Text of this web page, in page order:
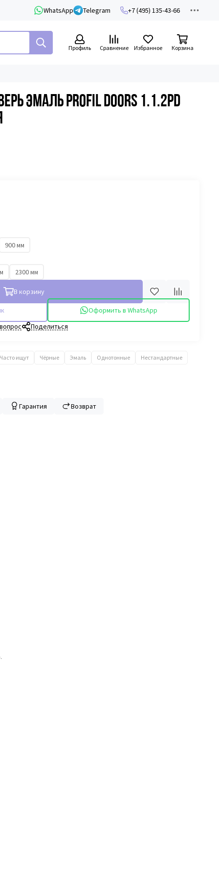
WhatsApp Telegram +7 (495) 135-43-66
Профиль Сравнение Избранное Корзина
эмаль Profil Doors 1.1.2PD
900 мм
2300 мм
В корзину
Оформить в WhatsApp
Поделиться
Часто ищут Чёрные Эмаль Однотонные
Нестандартные
Гарантия Возврат